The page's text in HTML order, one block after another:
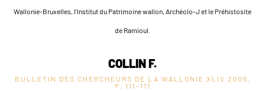
Wallonie-Bruxelles, l’Institut du Patrimoine wallon, Archéolo-J et le Préhistosite
de Ramioul.
COLLIN F.
BULLETIN DES CHERCHEURS DE LA WALLONIE XLIV 2005,
P. 111-111